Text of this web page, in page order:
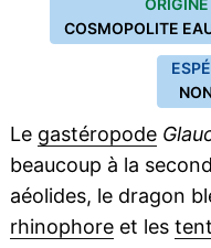
COSMOPOLITE
Le gastéropode
beaucoup à la
aéolides, le dragon
rhinophoreet les